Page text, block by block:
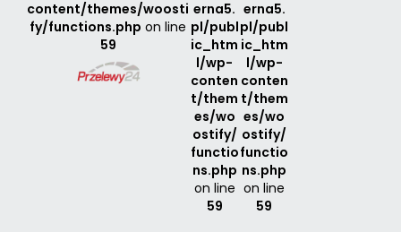
content/themes/woosti
fy/functions.php on line
59
erna5.
pl/publ
ic_htm
l/wp-
conten
t/them
es/wo
ostify/
functio
ns.php
on line
59
erna5.
pl/publ
ic_htm
l/wp-
conten
t/them
es/wo
ostify/
functio
ns.php
on line
59